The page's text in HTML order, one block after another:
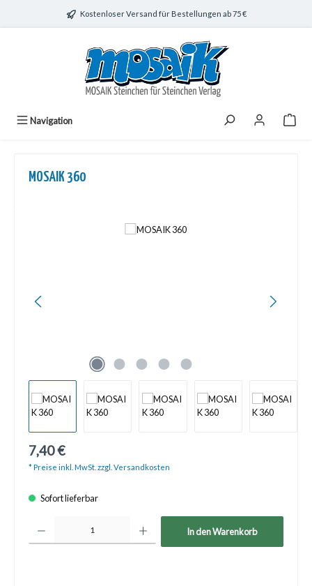
Zum Hauptinhalt springenKostenloser Versand für Bestellungen ab 75 €
Navigation
MOSAIK 360
7,40 €
* Preise inkl. MwSt. zzgl. Versandkosten
Sofort lieferbar
In den Warenkorb